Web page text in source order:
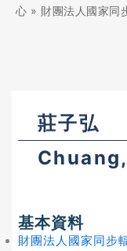
心 » 財團法人國家同
莊子弘
基本資料
財團法人國家同步